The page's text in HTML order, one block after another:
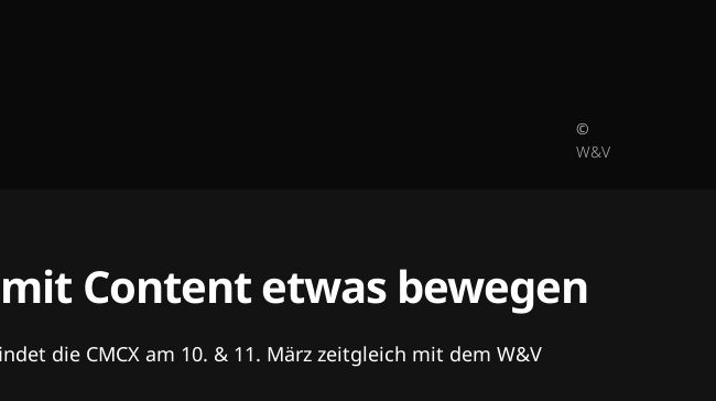
©
W&V
Content etwas bewegen
die CMCX am 10. & 11. März zeitgleich mit dem W&V